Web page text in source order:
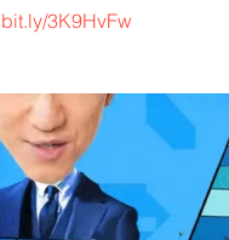
bit.ly/3K9HvFw